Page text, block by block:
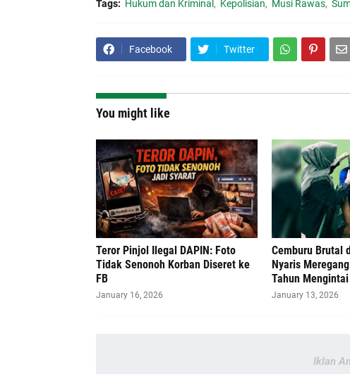
Tags: Hukum dan Kriminal Kepolisian Musi Rawas
Facebook Twitter
You might like
Teror Pinjol Ilegal DAPIN: Foto
Tidak Senonoh Korban Diseret ke
FB
January 16, 2026
Cemburu Brutal
Nyaris
Tahun Mengintai
January 13, 2026
Iklan